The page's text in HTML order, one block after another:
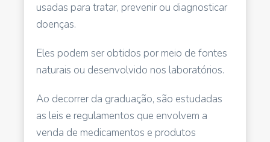
usadas para tratar, prevenir ou diagnosticar
doenças.
Eles podem ser obtidos por meio de fontes
naturais ou desenvolvido nos laboratórios.
Ao decorrer da graduação, são estudadas
as leis e regulamentos que envolvem a
venda de medicamentos e produtos